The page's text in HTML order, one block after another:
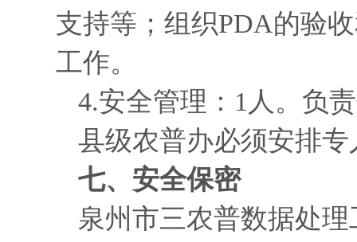
支持等；组织PDA的验
工作。
4.安全管理：1人。负
县级农普办必须安排
七、安全保密
泉州市三农普数据处